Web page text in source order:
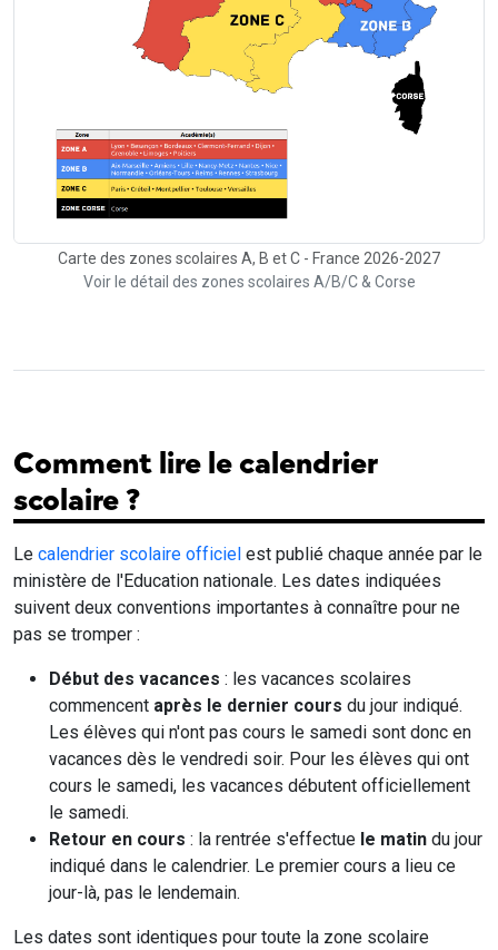
Carte des zones scolaires A, B et C - France 2026-2027
Voir le détail des zones scolaires A/B/C & Corse
Comment lire le calendrier
scolaire ?
Le calendrier scolaire officiel est publié chaque année par le
ministère de l'Education nationale. Les dates indiquées
suivent deux conventions importantes à connaître pour ne
pas se tromper :
Début des vacances : les vacances scolaires
commencent après le dernier cours du jour indiqué.
Les élèves qui n'ont pas cours le samedi sont donc en
vacances dès le vendredi soir. Pour les élèves qui ont
cours le samedi, les vacances débutent officiellement
le samedi.
Retour en cours : la rentrée s'effectue le matin du jour
indiqué dans le calendrier. Le premier cours a lieu ce
jour-là, pas le lendemain.
Les dates sont identiques pour toute la zone scolaire